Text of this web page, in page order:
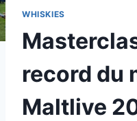
WHISKIES
record du
Maltlive